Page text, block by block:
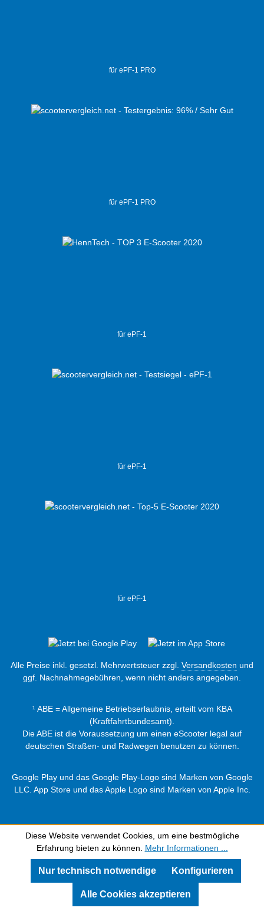
für ePF-1 PRO
für ePF-1 PRO
für ePF-1
für ePF-1
für ePF-1
Alle Preise inkl. gesetzl. Mehrwertsteuer zzgl. Versandkosten und
ggf. Nachnahmegebühren, wenn nicht anders angegeben.
¹ ABE = Allgemeine Betriebserlaubnis, erteilt vom KBA
(Kraftfahrtbundesamt).
Die ABE ist die Voraussetzung um einen eScooter legal auf
deutschen Straßen- und Radwegen benutzen zu können.
Google Play und das Google Play-Logo sind Marken von Google
LLC. App Store und das Apple Logo sind Marken von Apple Inc.
Diese Website verwendet Cookies, um eine bestmögliche
Erfahrung bieten zu können. Mehr Informationen ...
Nur technisch notwendige Konfigurieren
Alle Cookies akzeptieren